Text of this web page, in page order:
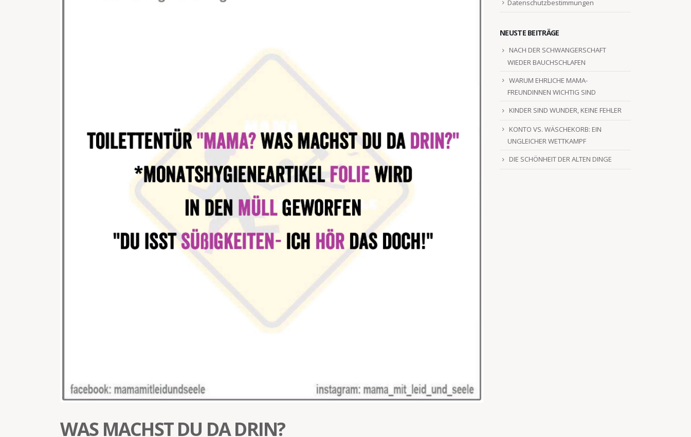
WAS MACHST DU DA DRIN?
Datenschutzbestimmungen
NEUSTE BEITRÄGE
NACH DER SCHWANGERSCHAFT
WIEDER BAUCHSCHLAFEN
WARUM EHRLICHE MAMA-
FREUNDINNEN WICHTIG SIND
KINDER SIND WUNDER, KEINE FEHLER
KONTO VS. WÄSCHEKORB: EIN
UNGLEICHER WETTKAMPF
DIE SCHÖNHEIT DER ALTEN DINGE